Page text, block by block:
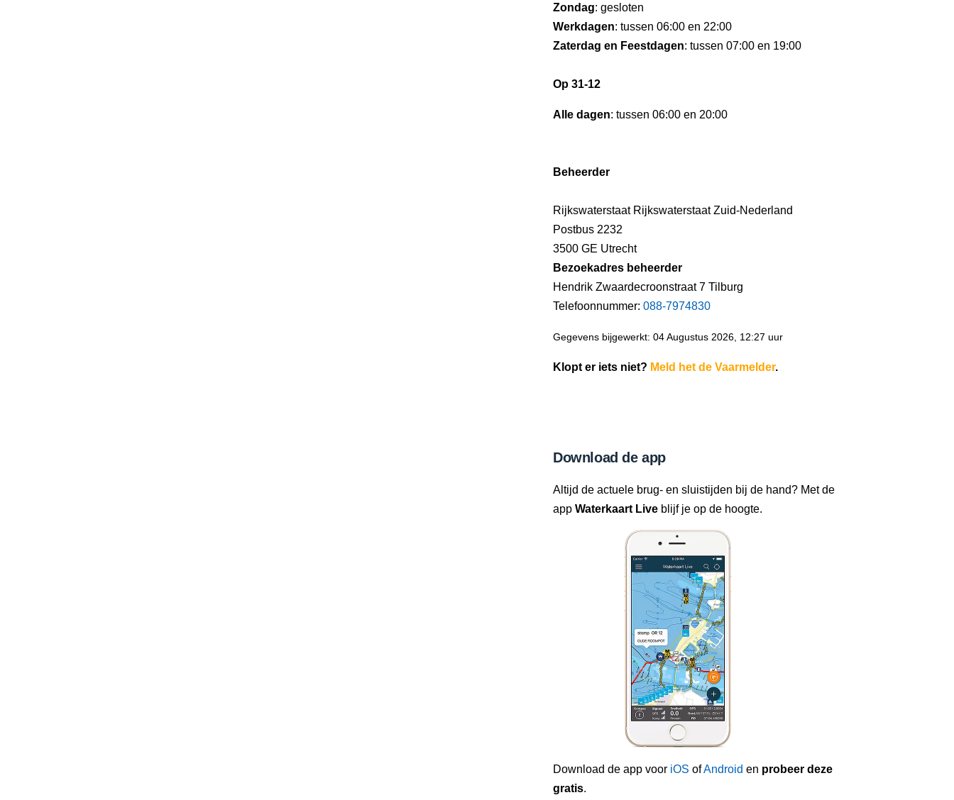
Zondag: gesloten
Werkdagen: tussen 06:00 en 22:00
Zaterdag en Feestdagen: tussen 07:00 en 19:00
Op 31-12
Alle dagen: tussen 06:00 en 20:00
Beheerder
Rijkswaterstaat Rijkswaterstaat Zuid-Nederland
Postbus 2232
3500 GE Utrecht
Bezoekadres beheerder
Hendrik Zwaardecroonstraat 7 Tilburg
Telefoonnummer: 088-7974830
Gegevens bijgewerkt: 04 Augustus 2026, 12:27 uur
Klopt er iets niet? Meld het de Vaarmelder.
Download de app
Altijd de actuele brug- en sluistijden bij de hand? Met de
app Waterkaart Live blijf je op de hoogte.
Download de app voor iOS ofAndroid en probeer deze
gratis.